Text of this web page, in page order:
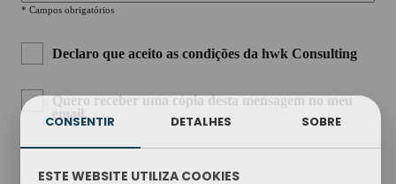
CONSENTIR DETALHES SOBRE
ESTE WEBSITE UTILIZA COOKIES
* Campos obrigatórios
Declaro que aceito as condições da hwk Consulting
Quero receber uma cópia desta mensagem no meu
email.